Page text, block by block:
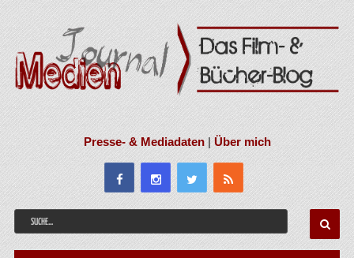
Presse- & Mediadaten|Über mich